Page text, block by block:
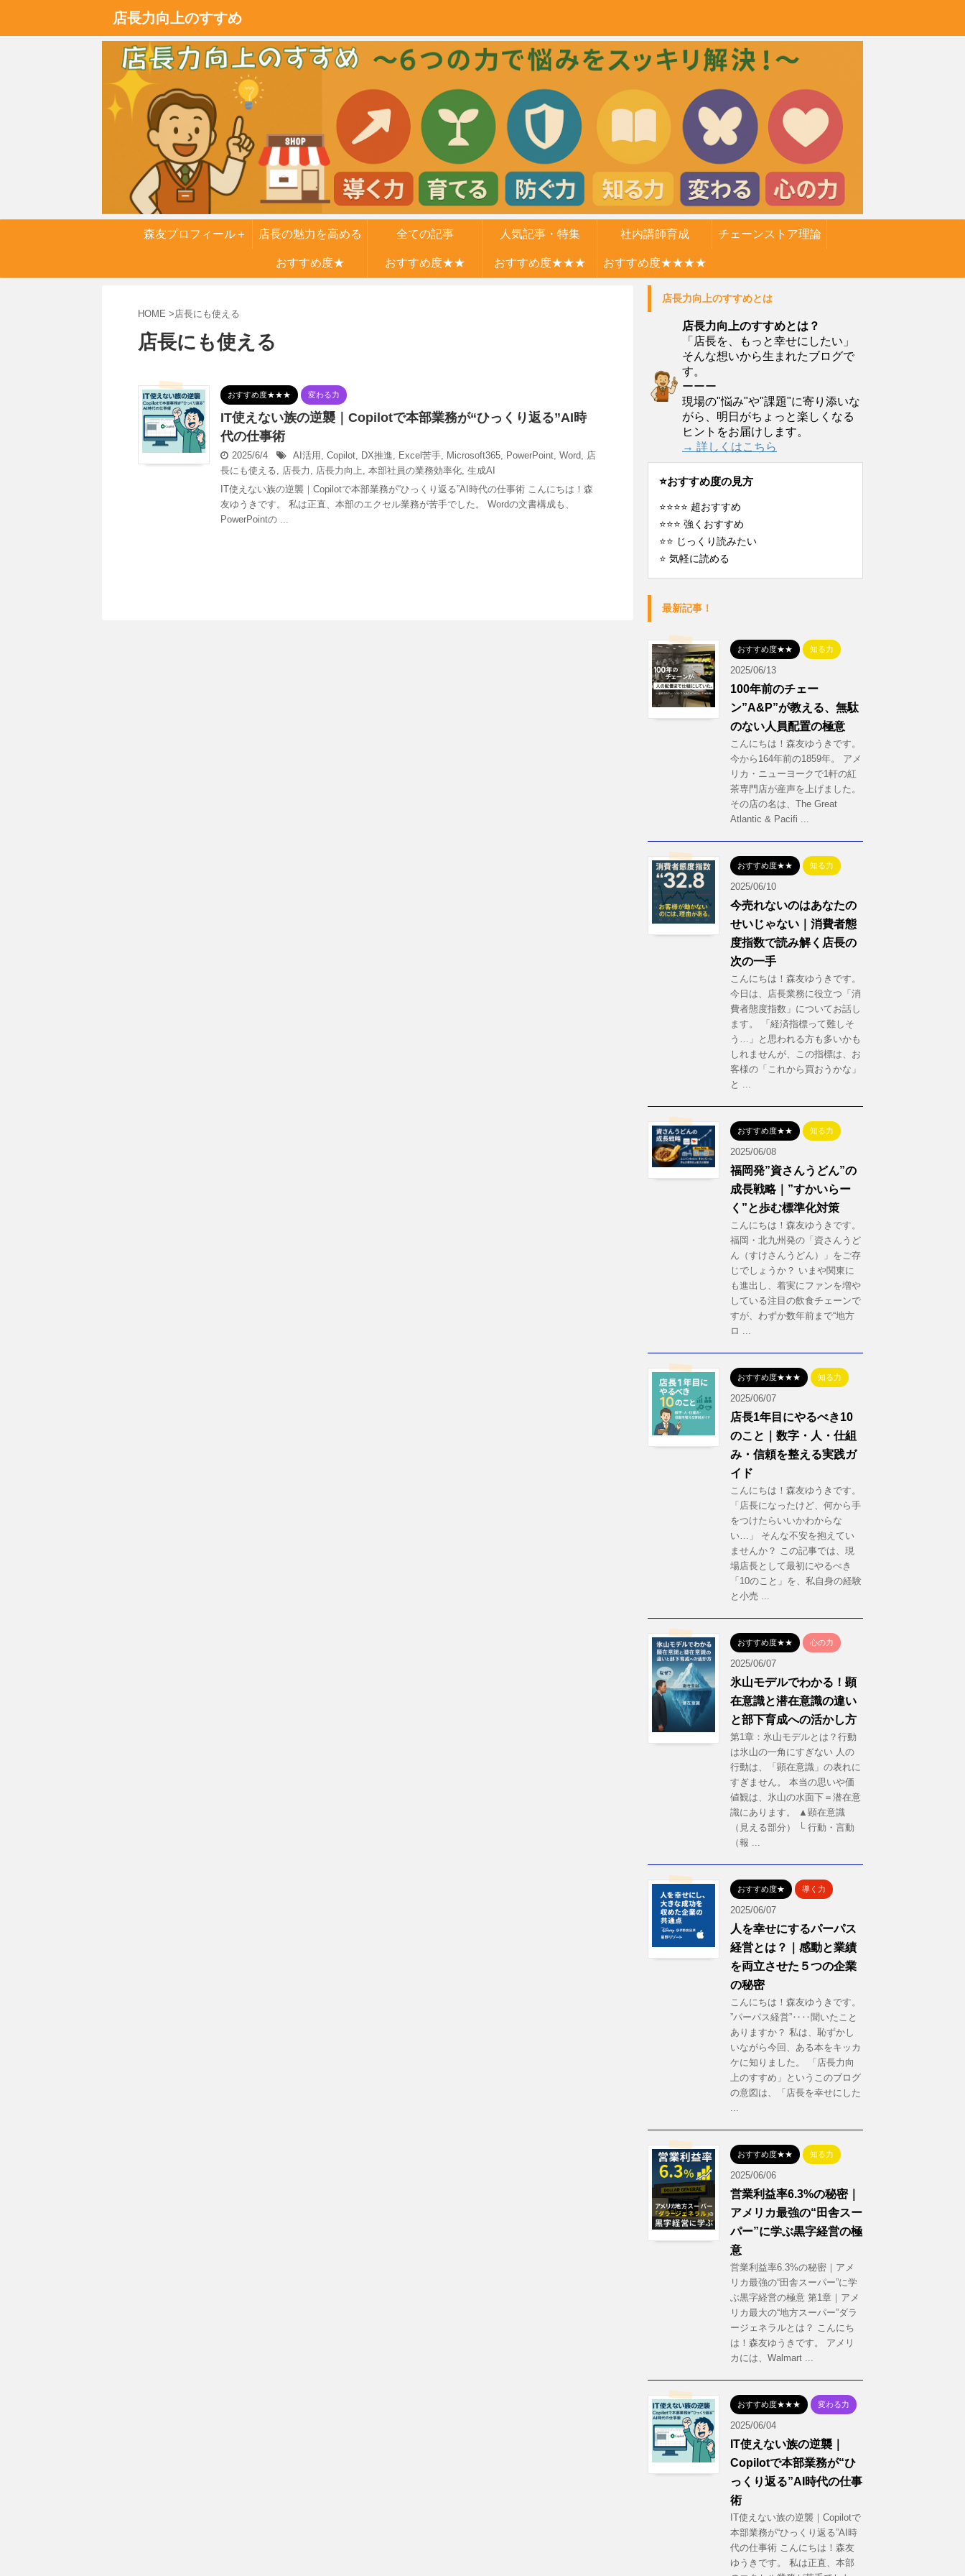
店長力向上のすすめ
森友プロフィール＋ 店長の魅力を高める
６つの力
全ての記事 人気記事・特集 社内講師育成 チェーンストア理論
おすすめ度★ おすすめ度★★ おすすめ度★★★ おすすめ度★★★★
HOME > 店長にも使える
店長にも使える
おすすめ度★★★ 変わる力
IT使えない族の逆襲｜Copilotで本部業務が“ひっくり返る”AI時
代の仕事術
2025/6/4 AI活用 Copilot DX推進 Excel苦手 Microsoft365 PowerPoint Word
店
長にも使える
店長力 店長力向上 本部社員の業務効率化 生成AI
IT使えない族の逆襲｜Copilotで本部業務が“ひっくり返る”AI時代の仕事術 こんにちは！森
友ゆうきです。 私は正直、本部のエクセル業務が苦手でした。 Wordの文書構成も、
PowerPointの ...
店長力向上のすすめとは
店長力向上のすすめとは？
「店長を、もっと幸せにしたい」
そんな想いから生まれたブログで
す。
ーーー
現場の"悩み"や"課題"に寄り添いな
がら、明日がちょっと楽しくなる
ヒントをお届けします。
→ 詳しくはこちら
⭐️おすすめ度の見方
⭐️⭐️⭐️⭐️ 超おすすめ
⭐️⭐️⭐️ 強くおすすめ
⭐️⭐️ じっくり読みたい
⭐️ 気軽に読める
最新記事！
おすすめ度★★ 知る力
2025/06/13
100年前のチェー
ン”A&P”が教える、無駄
のない人員配置の極意
こんにちは！森友ゆうきです。
今から164年前の1859年。 アメ
リカ・ニューヨークで1軒の紅
茶専門店が産声を上げました。
その店の名は、The Great
Atlantic & Pacifi ...
おすすめ度★★ 知る力
2025/06/10
今売れないのはあなたの
せいじゃない｜消費者態
度指数で読み解く店長の
次の一手
こんにちは！森友ゆうきです。
今日は、店長業務に役立つ「消
費者態度指数」についてお話し
ます。 「経済指標って難しそ
う…」と思われる方も多いかも
しれませんが、この指標は、お
客様の「これから買おうかな」
と ...
おすすめ度★★ 知る力
2025/06/08
福岡発”資さんうどん”の
成長戦略｜”すかいらー
く”と歩む標準化対策
こんにちは！森友ゆうきです。
福岡・北九州発の「資さんうど
ん（すけさんうどん）」をご存
じでしょうか？ いまや関東に
も進出し、着実にファンを増や
している注目の飲食チェーンで
すが、わずか数年前まで“地方
ロ ...
おすすめ度★★★ 知る力
2025/06/07
店長1年目にやるべき10
のこと｜数字・人・仕組
み・信頼を整える実践ガ
イド
こんにちは！森友ゆうきです。
「店長になったけど、何から手
をつけたらいいかわからな
い…」 そんな不安を抱えてい
ませんか？ この記事では、現
場店長として最初にやるべき
「10のこと」を、私自身の経験
と小売 ...
おすすめ度★★ 心の力
2025/06/07
氷山モデルでわかる！顕
在意識と潜在意識の違い
と部下育成への活かし方
第1章：氷山モデルとは？行動
は氷山の一角にすぎない 人の
行動は、「顕在意識」の表れに
すぎません。 本当の思いや価
値観は、氷山の水面下＝潜在意
識にあります。 ▲顕在意識
（見える部分） └ 行動・言動
（報 ...
おすすめ度★ 導く力
2025/06/07
人を幸せにするパーパス
経営とは？｜感動と業績
を両立させた５つの企業
の秘密
こんにちは！森友ゆうきです。
”パーパス経営”‥‥聞いたこと
ありますか？ 私は、恥ずかし
いながら今回、ある本をキッカ
ケに知りました。 「店長力向
上のすすめ」というこのブログ
の意図は、「店長を幸せにした
おすすめ度★★ 知る力
2025/06/06
営業利益率6.3%の秘密｜
アメリカ最強の“田舎スー
パー”に学ぶ黒字経営の極
意
営業利益率6.3%の秘密｜アメ
リカ最強の“田舎スーパー”に学
ぶ黒字経営の極意 第1章｜アメ
リカ最大の“地方スーパー”ダラ
ージェネラルとは？ こんにち
は！森友ゆうきです。 アメリ
カには、Walmart ...
おすすめ度★★★ 変わる力
2025/06/04
IT使えない族の逆襲｜
Copilotで本部業務が“ひ
っくり返る”AI時代の仕事
術
IT使えない族の逆襲｜Copilotで
本部業務が“ひっくり返る”AI時
代の仕事術 こんにちは！森友
ゆうきです。 私は正直、本部